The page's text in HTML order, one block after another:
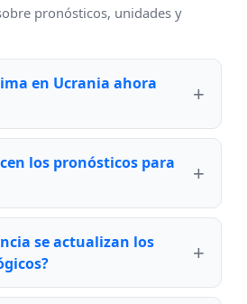
pronósticos, unidades y
en Ucrania ahora
los pronósticos para
se actualizan los